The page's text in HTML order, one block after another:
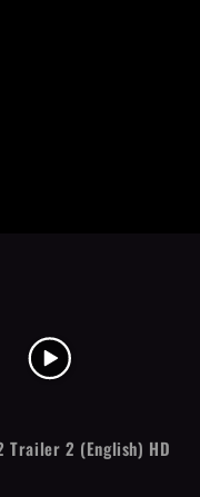
Trailer 2 (English) HD